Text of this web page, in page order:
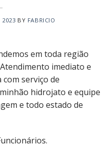
2023 BY FABRICIO
em toda região
imediato e
serviço de
hidrojato e equipe
e todo estado de